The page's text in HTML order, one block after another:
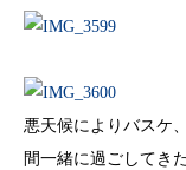
悪天候によりバスケ
間一緒に過ごしてき